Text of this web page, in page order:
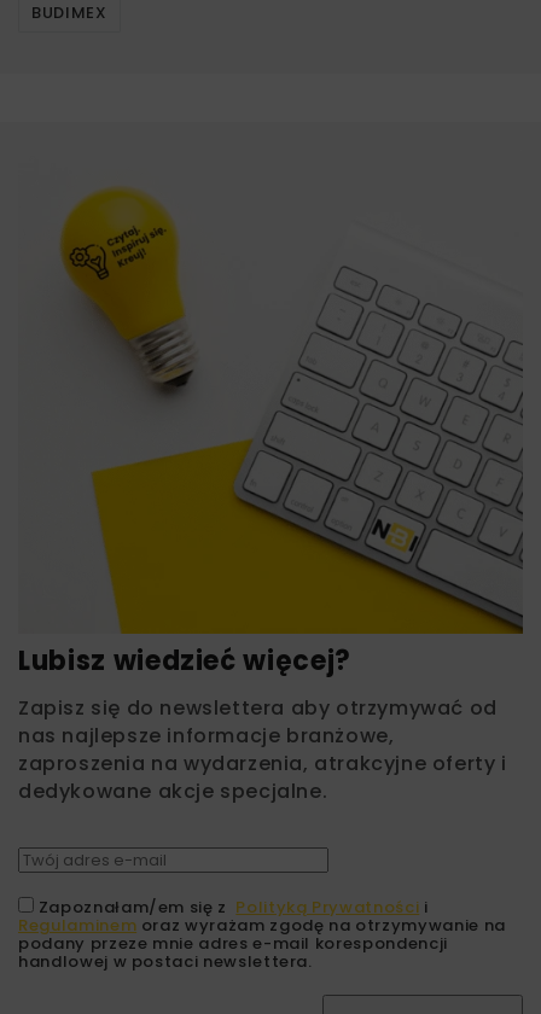
BUDIMEX
Lubisz wiedzieć więcej?
Zapisz się do newslettera aby otrzymywać od
nas najlepsze informacje branżowe,
zaproszenia na wydarzenia, atrakcyjne oferty i
dedykowane akcje specjalne.
Zapoznałam/em się z Polityką Prywatności i
Regulaminem oraz wyrażam zgodę na otrzymywanie na
podany przeze mnie adres e-mail korespondencji
handlowej w postaci newslettera.